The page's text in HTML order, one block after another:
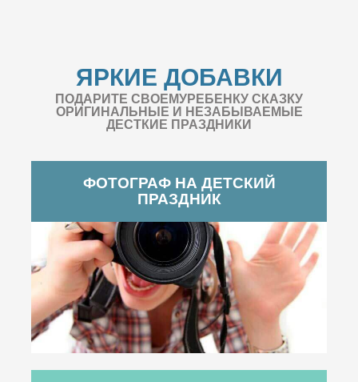
ЯРКИЕ ДОБАВКИ
ПОДАРИТЕ СВОЕМУРЕБЕНКУ СКАЗКУ
ОРИГИНАЛЬНЫЕ И НЕЗАБЫВАЕМЫЕ
ДЕСТКИЕ ПРАЗДНИКИ
ФОТОГРАФ НА ДЕТСКИЙ
ПРАЗДНИК